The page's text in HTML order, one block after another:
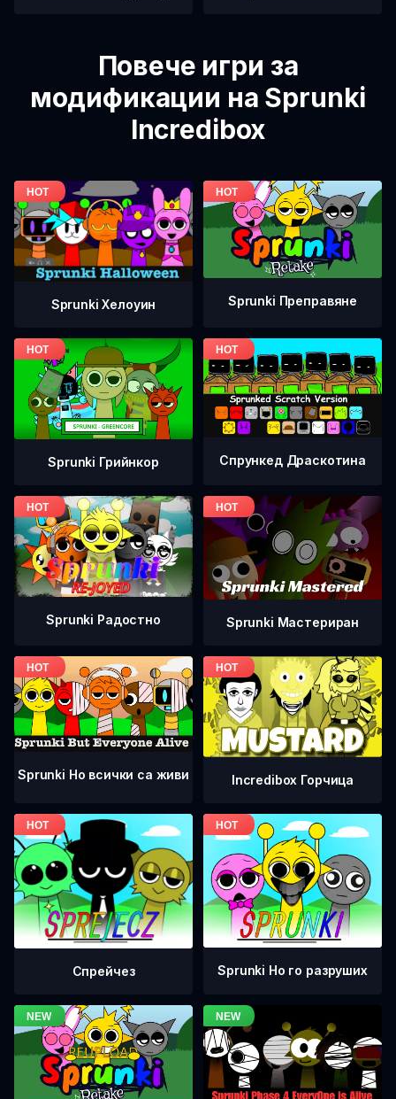
Повече игри за
модификации на Sprunki
Incredibox
Sprunki Хелоуин Sprunki Преправяне
Sprunki Грийнкор Спрункед Драскотина
Sprunki Радостно Sprunki Мастериран
Sprunki Но всички са живи Incredibox Горчица
Спрейчез Sprunki Но го разруших